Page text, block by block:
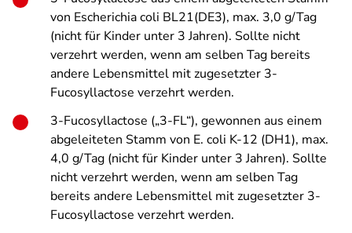
von Escherichia coli BL21(DE3), max. 3,0 g/Tag
(nicht für Kinder unter 3 Jahren). Sollte nicht
verzehrt werden, wenn am selben Tag bereits
andere Lebensmittel mit zugesetzter 3-
Fucosyllactose verzehrt werden.
3-Fucosyllactose („3-FL“), gewonnen aus einem
abgeleiteten Stamm von E. coli K-12 (DH1), max.
4,0 g/Tag (nicht für Kinder unter 3 Jahren). Sollte
nicht verzehrt werden, wenn am selben Tag
bereits andere Lebensmittel mit zugesetzter 3-
Fucosyllactose verzehrt werden.